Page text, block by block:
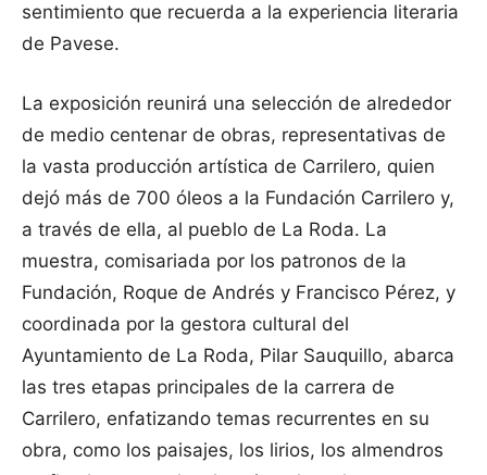
sentimiento que recuerda a la experiencia literaria
de Pavese.
La exposición reunirá una selección de alrededor
de medio centenar de obras, representativas de
la vasta producción artística de Carrilero, quien
dejó más de 700 óleos a la Fundación Carrilero y,
a través de ella, al pueblo de La Roda. La
muestra, comisariada por los patronos de la
Fundación, Roque de Andrés y Francisco Pérez, y
coordinada por la gestora cultural del
Ayuntamiento de La Roda, Pilar Sauquillo, abarca
las tres etapas principales de la carrera de
Carrilero, enfatizando temas recurrentes en su
obra, como los paisajes, los lirios, los almendros